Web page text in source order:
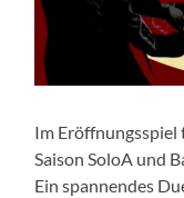
Im
Saison SoloA und
Ein spannendes